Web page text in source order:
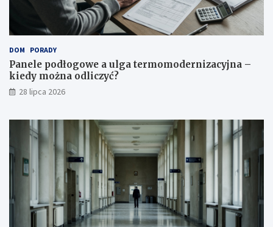
DOM PORADY
Panele podłogowe a ulga termomodernizacyjna –
kiedy można odliczyć?
28 lipca 2026